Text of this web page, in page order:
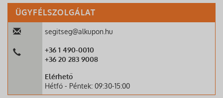
ÜGYFÉLSZOLGÁLAT
segitseg@alkupon.hu
+36 1 490-0010
+36 20 283 9008
Elérhető
Hétfő - Péntek: 09:30-15:00